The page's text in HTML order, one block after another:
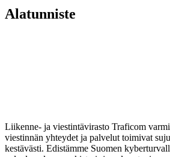
Alatunniste
Liikenne- ja viestintävirasto Traficom
viestinnän yhteydet ja palvelut toimivat
kestävästi. Edistämme Suomen